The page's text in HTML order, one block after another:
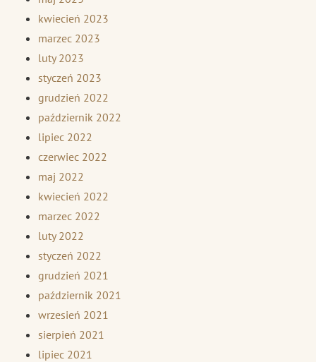
kwiecień 2023
marzec 2023
luty 2023
styczeń 2023
grudzień 2022
październik 2022
lipiec 2022
czerwiec 2022
maj 2022
kwiecień 2022
marzec 2022
luty 2022
styczeń 2022
grudzień 2021
październik 2021
wrzesień 2021
sierpień 2021
lipiec 2021